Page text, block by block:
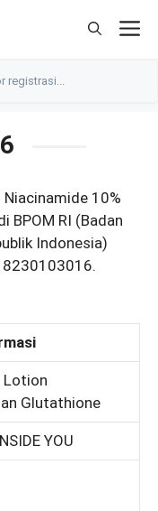
10%
BPOM RI (Badan
Indonesia)
Lotion
Glutathione
YOU